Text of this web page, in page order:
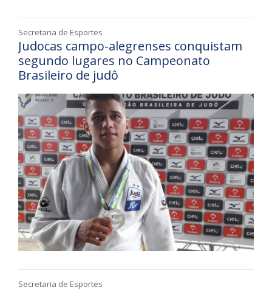
Secretaria de Esportes
Judocas campo-alegrenses conquistam
segundo lugares no Campeonato
Brasileiro de judô
Secretaria de Esportes